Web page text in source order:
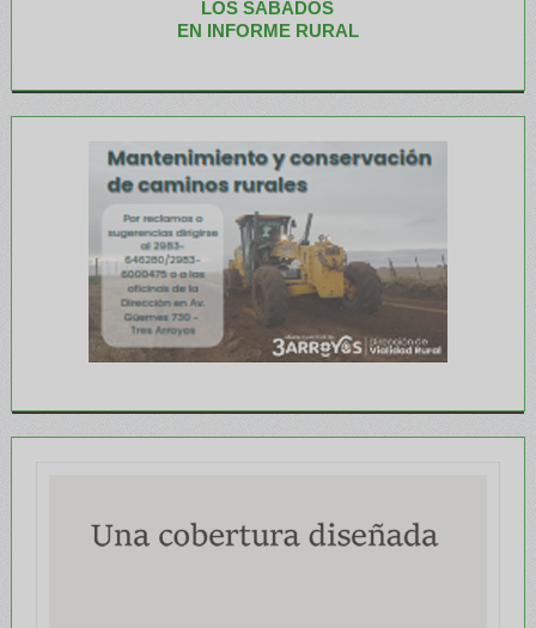
LOS SABADOS
EN INFORME RURAL